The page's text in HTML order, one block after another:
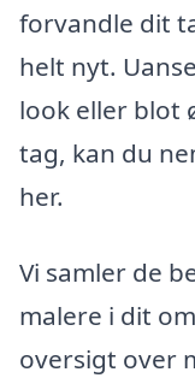
forvandle dit
helt nyt.
look eller blot
tag, kan du
her.
Vi samler de
malere i dit
oversigt over